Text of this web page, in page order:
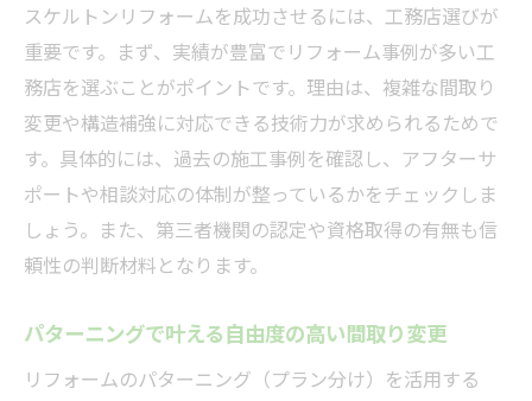
スケルトンリフォームを成功させるには、工務店選びが
重要です。まず、実績が豊富でリフォーム事例が多い工
務店を選ぶことがポイントです。理由は、複雑な間取り
変更や構造補強に対応できる技術力が求められるためで
す。具体的には、過去の施工事例を確認し、アフターサ
ポートや相談対応の体制が整っているかをチェックしま
しょう。また、第三者機関の認定や資格取得の有無も信
頼性の判断材料となります。
パターニングで叶える自由度の高い間取り変更
リフォームのパターニング（プラン分け）を活用する